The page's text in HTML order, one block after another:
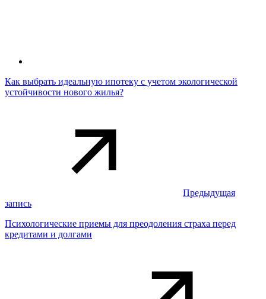
Как выбрать идеальную ипотеку с учетом экологической
устойчивости нового жилья?
Предыдущая
запись
Психологические приемы для преодоления страха перед
кредитами и долгами